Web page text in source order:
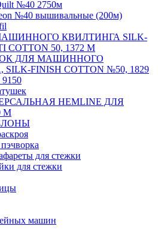
№40 2750м
№40 вышивальные (200м)
КВИЛТИНГА SILK-
COTTON 50, 1372 М
ДЛЯ МАШИННОГО
FINISH COTTON №50, 1829
HEMLINE ДЛЯ
М
для стежки
для стежки
машин